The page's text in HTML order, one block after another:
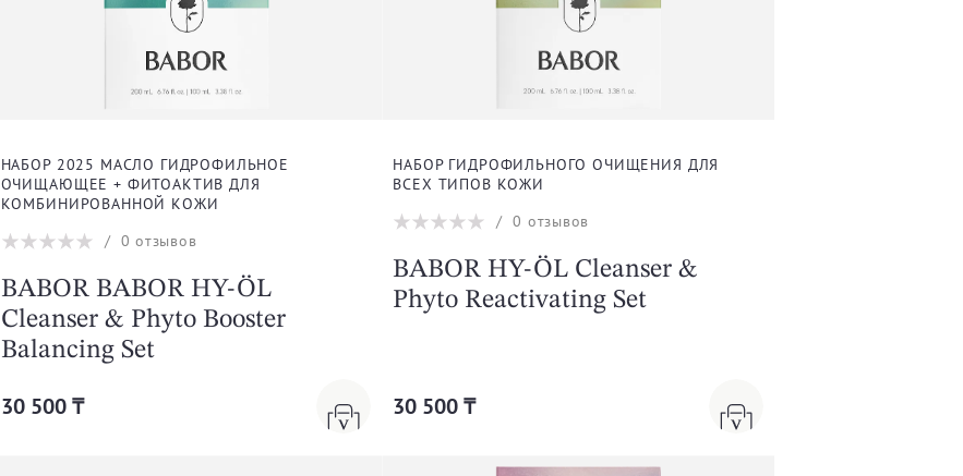
НАБОР 2025 МАСЛО ГИДРОФИЛЬНОЕ
ОЧИЩАЮЩЕЕ + ФИТОАКТИВ ДЛЯ
КОМБИНИРОВАННОЙ КОЖИ
/ 0 отзывов
BABOR BABOR HY-ÖL
Cleanser & Phyto Booster
Balancing Set
30 500 ₸
НАБОР ГИДРОФИЛЬНОГО ОЧИЩЕНИЯ ДЛЯ
ВСЕХ ТИПОВ КОЖИ
/0 отзывов
BABOR HY-ÖL Cleanser &
Phyto Reactivating Set
30 500 ₸